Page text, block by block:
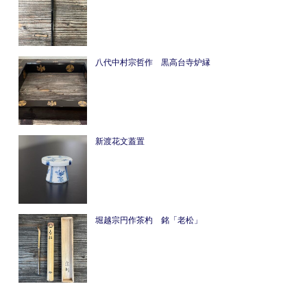
八代中村宗哲作 黒高台寺炉縁
新渡花文蓋置
堀越宗円作茶杓 銘「老松」